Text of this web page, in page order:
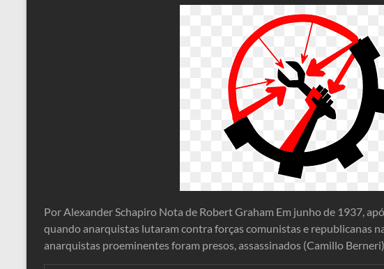
Por Alexander Schapiro Nota de Robert Graham Em junho de 1937,
quando anarquistas lutaram contra forças comunistas e republicanas
anarquistas proeminentes foram presos, assassinados (Camillo